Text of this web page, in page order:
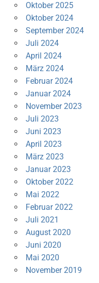
Oktober 2025
Oktober 2024
September 2024
Juli 2024
April 2024
März 2024
Februar 2024
Januar 2024
November 2023
Juli 2023
Juni 2023
April 2023
März 2023
Januar 2023
Oktober 2022
Mai 2022
Februar 2022
Juli 2021
August 2020
Juni 2020
Mai 2020
November 2019